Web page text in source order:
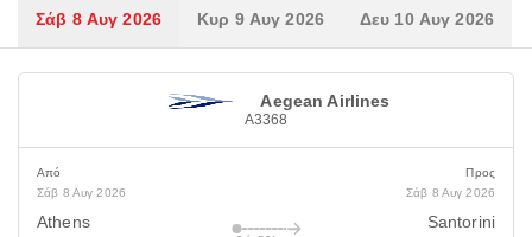
Σάβ 8 Αυγ 2026 Κυρ 9 Αυγ 2026 Δευ 10 Αυγ 2026
Aegean Airlines
A3368
Από
Σάβ 8 Αυγ 2026
Athens
Προς
Σάβ 8 Αυγ 2026
Santorini